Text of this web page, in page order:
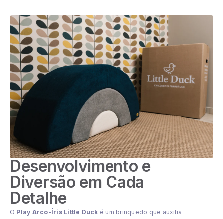
Desenvolvimento e
Diversão em Cada
Detalhe
O Play Arco-Íris Little Duck é um brinquedo que auxilia